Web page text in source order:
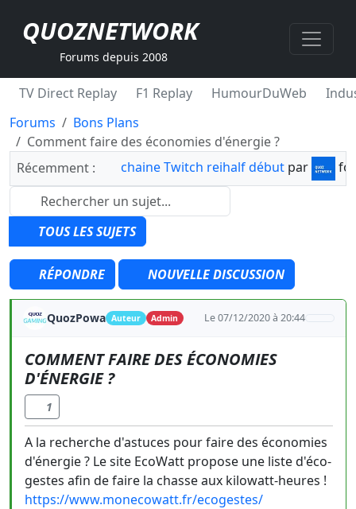
QUOZNETWORK
Forums depuis 2008
TV Direct Replay F1 Replay HumourDuWeb
Forums
Bons Plans
Comment faire des économies d'énergie ?
Récemment :
chaine Twitch reihalf début par
TOUS LES SUJETS
RÉPONDRE NOUVELLE DISCUSSION
QuozPowa Auteur Admin Le 07/12/2020 à 20:44
COMMENT FAIRE DES ÉCONOMIES
D'ÉNERGIE ?
1
A la recherche d'astuces pour faire des économies
d'énergie ? Le site EcoWatt propose une liste d'éco-
gestes afin de faire la chasse aux kilowatt-heures !
https://www.monecowatt.fr/ecogestes/